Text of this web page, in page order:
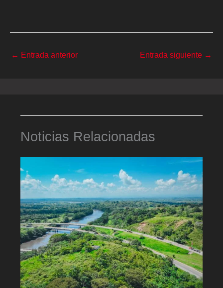
← Entrada anterior Entrada siguiente →
Noticias Relacionadas